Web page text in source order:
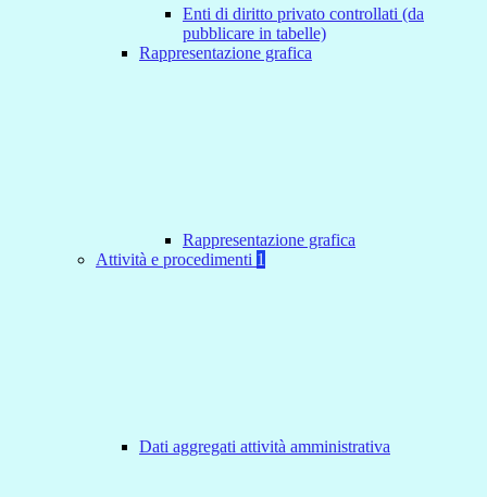
Enti di diritto privato controllati (da
pubblicare in tabelle)
Rappresentazione grafica
Rappresentazione grafica
Attività e procedimenti 1
Dati aggregati attività amministrativa